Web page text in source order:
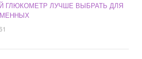
ГЛЮКОМЕТР ЛУЧШЕ ВЫБРАТЬ ДЛЯ